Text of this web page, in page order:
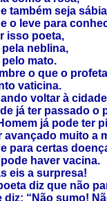
também seja
o leve para
isso poeta,
pela neblina,
pelo mato.
o que o profeta
vaticina.
voltar à
já ter passado o
já pode ter
avançado muito a
para certas
haver vacina.
eis a surpresa!
diz que não
diz: “Não sumo!